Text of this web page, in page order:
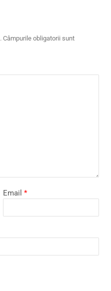
Câmpurile obligatorii sunt
Email *